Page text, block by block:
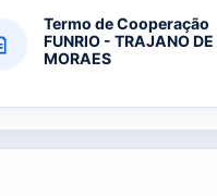
Termo de Cooperação
FUNRIO - TRAJANO DE
MORAES